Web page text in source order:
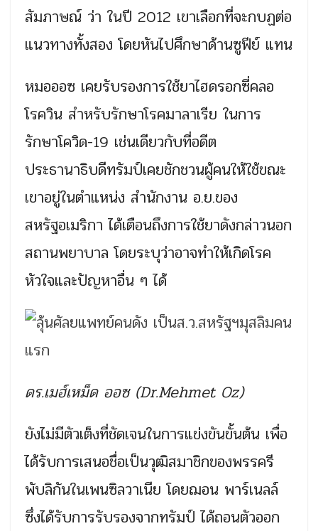
สัมภาษณ์ ว่า ในปี 2012 เขาเลือกที่จะกบฏต่อ
แนวทางทั้งสอง โดยหันไปศึกษาด้านซูฟีย์ แทน
หมอออซ เคยรับรองการใช้ยาไฮดรอกซี่คลอ
โรควิน สำหรับรักษาโรคมาลาเรีย ในการ
รักษาโควิด-19 เช่นเดียวกับที่อดีต
ประธานาธิบดีทรัมป์เคยชักชวนผู้คนให้ใช้ขณะ
เขาอยู่ในตำแหน่ง สำนักงาน อ.ย.ของ
สหรัฐอเมริกา ได้เตือนถึงการใช้ยาดังกล่าวนอก
สถานพยาบาล โดยระบุว่าอาจทำให้เกิดโรค
หัวใจและปัญหาอื่น ๆ ได้
ดร.เมฮ์เหม็ด ออซ (Dr.Mehmet Oz)
ยังไม่มีตัวเต็งที่ชัดเจนในการแข่งขันขั้นต้น เพื่อ
ได้รับการเสนอชื่อเป็นวุฒิสมาชิกของพรรครี
พับลิกันในเพนซิลวาเนีย โดยฌอน พาร์เนลล์
ซึ่งได้รับการรับรองจากทรัมป์ ได้ถอนตัวออก